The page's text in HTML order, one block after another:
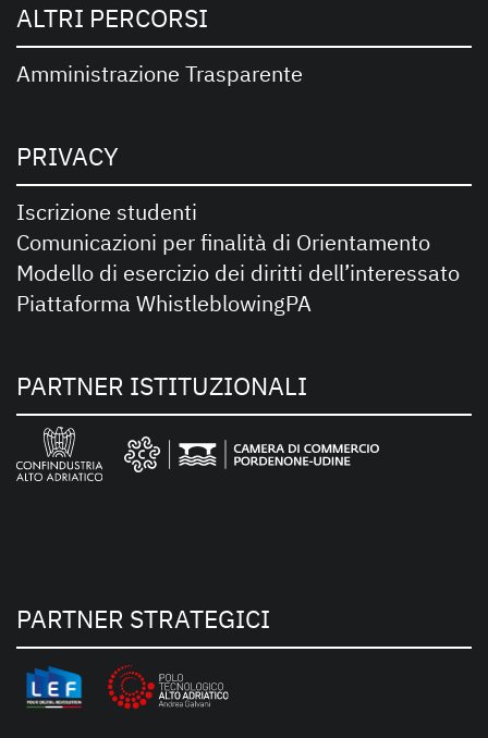
ALTRI PERCORSI
Amministrazione Trasparente
PRIVACY
Iscrizione studenti
Comunicazioni per finalità di Orientamento
Modello di esercizio dei diritti dell’interessato
Piattaforma WhistleblowingPA
PARTNER ISTITUZIONALI
PARTNER STRATEGICI